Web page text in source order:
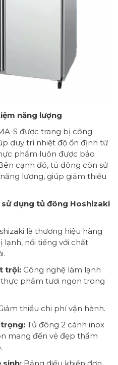
năng lượng
S được trang bị công
duy trì nhiệt độ ổn định từ
phẩm luôn được bảo
cạnh đó, tủ đông còn sử
lượng, giúp giảm thiểu
dụng tủ đông Hoshizaki
là thương hiệu hàng
nổi tiếng với chất
trội:Công nghệ làm lạnh
phẩm tươi ngon trong
thiểu chi phí vận hành.
trọng:Tủ đông 2 cánh inox
mang đến vẻ đẹp thẩm
sinh:Bảng điều khiển đơn